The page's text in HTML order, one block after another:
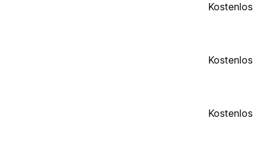
Kostenlos
Kostenlos
Kostenlos